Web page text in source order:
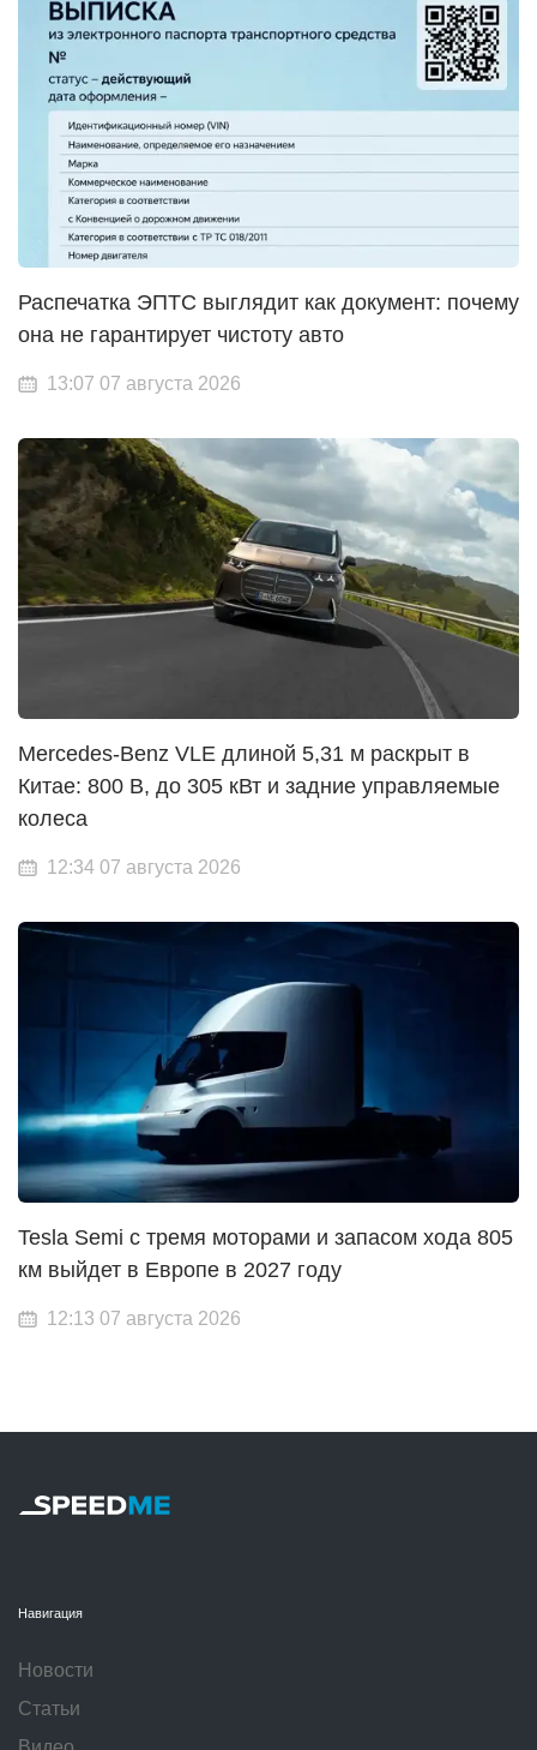
Распечатка ЭПТС выглядит как документ: почему
она не гарантирует чистоту авто
13:07 07 августа 2026
Mercedes-Benz VLE длиной 5,31 м раскрыт в
Китае: 800 В, до 305 кВт и задние управляемые
колеса
12:34 07 августа 2026
Tesla Semi с тремя моторами и запасом хода 805
км выйдет в Европе в 2027 году
12:13 07 августа 2026
Навигация
Новости
Статьи